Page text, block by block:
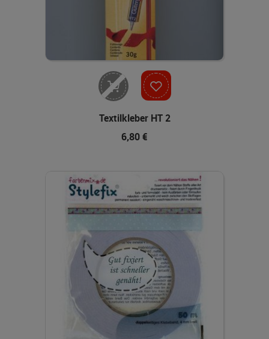
Textilkleber HT 2
6,80 €